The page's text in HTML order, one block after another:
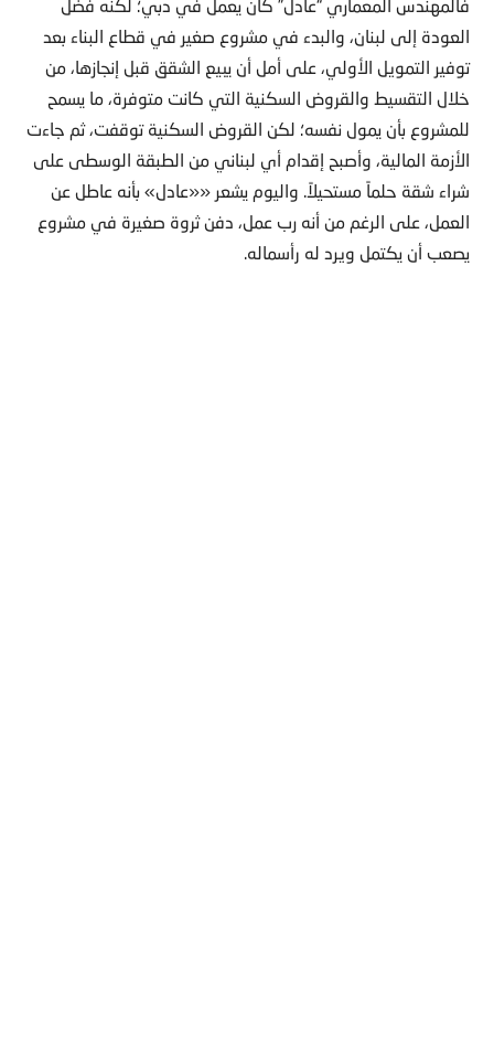
فالمهندس المعماري “عادل” كان يعمل في دبي؛ لكنه فضل
العودة إلى لبنان، والبدء في مشروع صغير في قطاع البناء بعد
توفير التمويل الأولي، على أمل أن يبيع الشقق قبل إنجازها، من
خلال التقسيط والقروض السكنية التي كانت متوفرة، ما يسمح
للمشروع بأن يمول نفسه؛ لكن القروض السكنية توقفت، ثم جاءت
الأزمة المالية، وأصبح إقدام أي لبناني من الطبقة الوسطى على
شراء شقة حلماً مستحيلاً. واليوم يشعر ««عادل» بأنه عاطل عن
العمل، على الرغم من أنه رب عمل، دفن ثروة صغيرة في مشروع
يصعب أن يكتمل ويرد له رأسماله.